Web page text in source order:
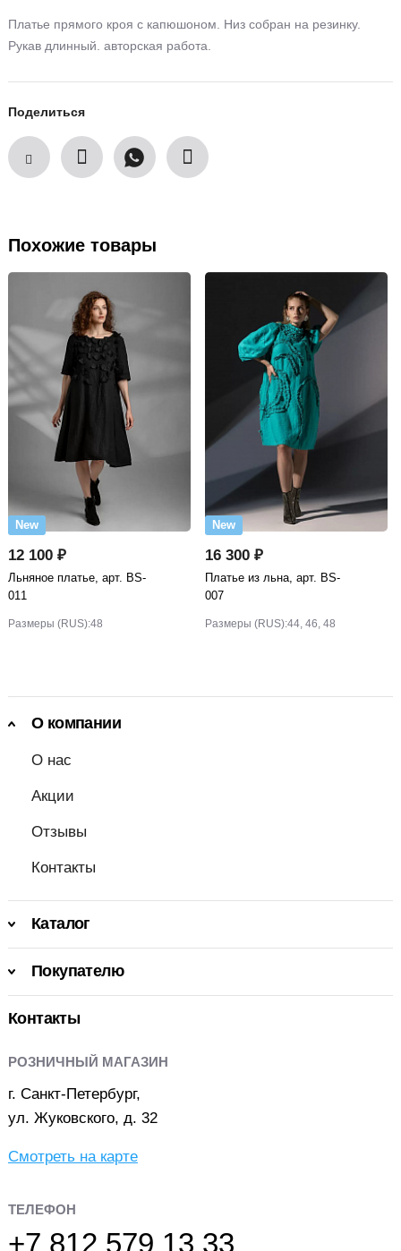
Платье прямого кроя с капюшоном. Низ собран на резинку.
Рукав длинный. авторская работа.
Поделиться
Похожие товары
New
12 100 ₽
Льняное платье, арт. BS-
011
Размеры (RUS):48
New
16 300 ₽
Платье из льна, арт. BS-
007
Размеры (RUS):44, 46, 48
О компании
О нас
Акции
Отзывы
Контакты
Каталог
Покупателю
Контакты
РОЗНИЧНЫЙ МАГАЗИН
г. Санкт-Петербург,
ул. Жуковского, д. 32
Смотреть на карте
ТЕЛЕФОН
+7 812 579 13 33